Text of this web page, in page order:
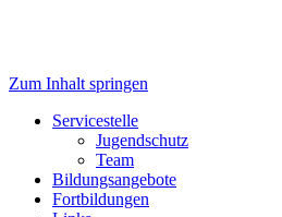
Servicestelle
Jugendschutz
Zum Inhalt springen
Servicestelle
Jugendschutz
Team
Bildungsangebote
Fortbildungen